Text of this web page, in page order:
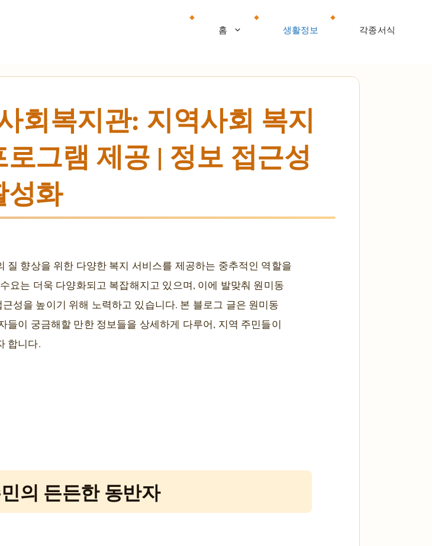
홈 생활정보 각종서식
회복지관: 지역사회 복지
그램 제공 | 정보 접근성
성화
향상을 위한 다양한 복지 서비스를 제공하는 중추적인 역할을
요는 더욱 다양화되고 복잡해지고 있으며, 이에 발맞춰 원미동
성을 높이기 위해 노력하고 있습니다. 본 블로그 글은 원미동
이 궁금해할 만한 정보들을 상세하게 다루어, 지역 주민들이
합니다.
의 든든한 동반자